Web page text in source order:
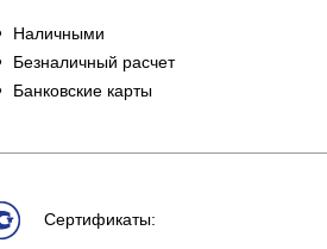
Наличными
Безналичный расчет
Банковские карты
Сертификаты: